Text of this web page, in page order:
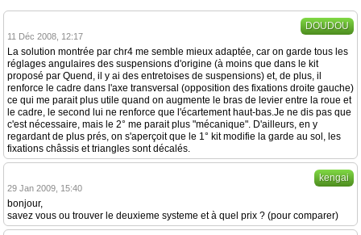
DOUDOU
11 Déc 2008, 12:17
La solution montrée par chr4 me semble mieux adaptée, car on garde tous les
réglages angulaires des suspensions d'origine (à moins que dans le kit
proposé par Quend, il y ai des entretoises de suspensions) et, de plus, il
renforce le cadre dans l'axe transversal (opposition des fixations droite gauche)
ce qui me parait plus utile quand on augmente le bras de levier entre la roue et
le cadre, le second lui ne renforce que l'écartement haut-bas.Je ne dis pas que
c'est nécessaire, mais le 2° me parait plus "mécanique". D'ailleurs, en y
regardant de plus prés, on s'aperçoit que le 1° kit modifie la garde au sol, les
fixations châssis et triangles sont décalés.
kengai
29 Jan 2009, 15:40
bonjour,
savez vous ou trouver le deuxieme systeme et à quel prix ? (pour comparer)